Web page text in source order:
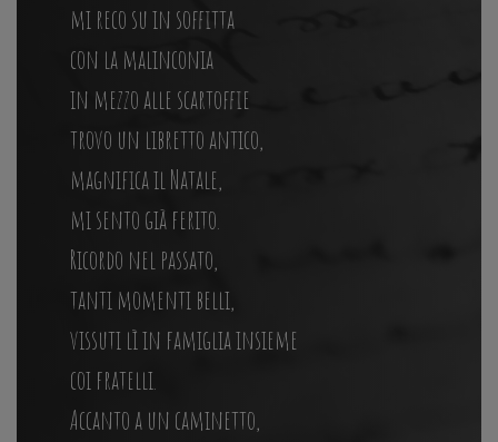
mi reco su in soffitta
con la malinconia
in mezzo alle scartoffie
trovo un libretto antico,
magnifica il Natale,
mi sento già ferito.
Ricordo nel passato,
tanti momenti belli,
vissuti lì in famiglia insieme
coi fratelli.
Accanto a un caminetto,